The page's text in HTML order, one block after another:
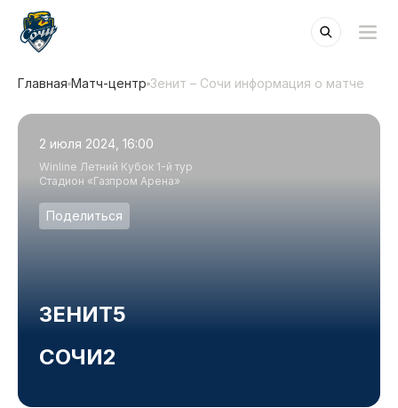
Главная Матч-центр Зенит – Сочи информация о матче
2 июля 2024, 16:00
Winline Летний Кубок 1-й тур
Стадион «Газпром Арена»
Поделиться
ЗЕНИТ5
СОЧИ2